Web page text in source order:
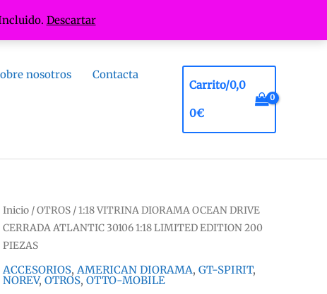
Descartar
nosotros Contacta
Carrito/0,0
0€
Inicio /OTROS / 1:18 VITRINA DIORAMA OCEAN DRIVE
CERRADA ATLANTIC 30106 1:18 LIMITED EDITION 200
PIEZAS
ACCESORIOS, AMERICAN DIORAMA,GT-SPIRIT,
NOREV,OTROS,OTTO-MOBILE